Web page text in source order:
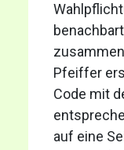
Pfeiffer
Code mit
auf eine